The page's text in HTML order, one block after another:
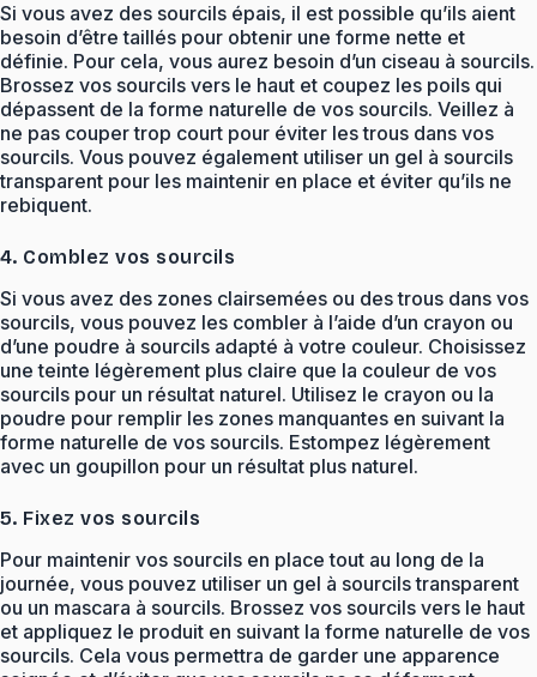
Si vous avez des sourcils épais, il est possible qu’ils aient
besoin d’être taillés pour obtenir une forme nette et
définie. Pour cela, vous aurez besoin d’un ciseau à sourcils.
Brossez vos sourcils vers le haut et coupez les poils qui
dépassent de la forme naturelle de vos sourcils. Veillez à
ne pas couper trop court pour éviter les trous dans vos
sourcils. Vous pouvez également utiliser un gel à sourcils
transparent pour les maintenir en place et éviter qu’ils ne
rebiquent.
4. Comblez vos sourcils
Si vous avez des zones clairsemées ou des trous dans vos
sourcils, vous pouvez les combler à l’aide d’un crayon ou
d’une poudre à sourcils adapté à votre couleur. Choisissez
une teinte légèrement plus claire que la couleur de vos
sourcils pour un résultat naturel. Utilisez le crayon ou la
poudre pour remplir les zones manquantes en suivant la
forme naturelle de vos sourcils. Estompez légèrement
avec un goupillon pour un résultat plus naturel.
5. Fixez vos sourcils
Pour maintenir vos sourcils en place tout au long de la
journée, vous pouvez utiliser un gel à sourcils transparent
ou un mascara à sourcils. Brossez vos sourcils vers le haut
et appliquez le produit en suivant la forme naturelle de vos
sourcils. Cela vous permettra de garder une apparence